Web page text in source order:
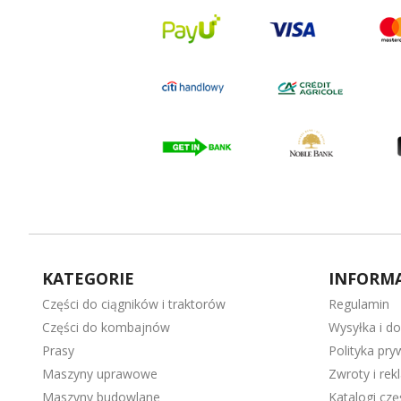
KATEGORIE
Części do ciągników i traktorów
Części do kombajnów
Prasy
Maszyny uprawowe
Maszyny budowlane
Regulamin
Wysyłka i
Polityka
Zwroty i
Katalogi